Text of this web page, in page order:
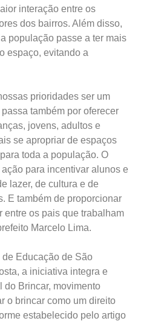
interação entre os
dos bairros. Além disso,
população passe a ter mais
espaço, evitando a
prioridades ser um
também por oferecer
jovens, adultos e
se apropriar de espaços
toda a população. O
ação para incentivar alunos e
lazer, de cultura e de
E também de proporcionar
entre os pais que trabalham
Marcelo Lima.
Educação de São
a iniciativa integra e
do Brincar, movimento
o brincar como um direito
estabelecido pelo artigo